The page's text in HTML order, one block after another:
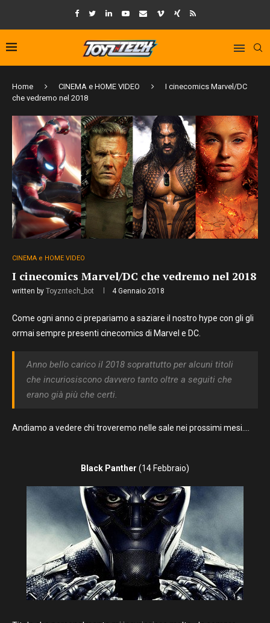
Home CINEMA e HOME VIDEO
I cinecomics Marvel/DC
che vedremo nel 2018
CINEMA e HOME VIDEO
I cinecomics Marvel/DC che vedremo nel 2018
written by Toyzntech_bot 4 Gennaio 2018
Come ogni anno ci prepariamo a saziare il nostro hype con gli gli
ormai sempre presenti cinecomics di Marvel e DC.
Anno bello carico il 2018 soprattutto per alcuni titoli
che incuriosiscono davvero tanto oltre a seguiti che
erano già più che certi.
Andiamo a vedere chi troveremo nelle sale nei prossimi mesi….
Black Panther (14 Febbraio)